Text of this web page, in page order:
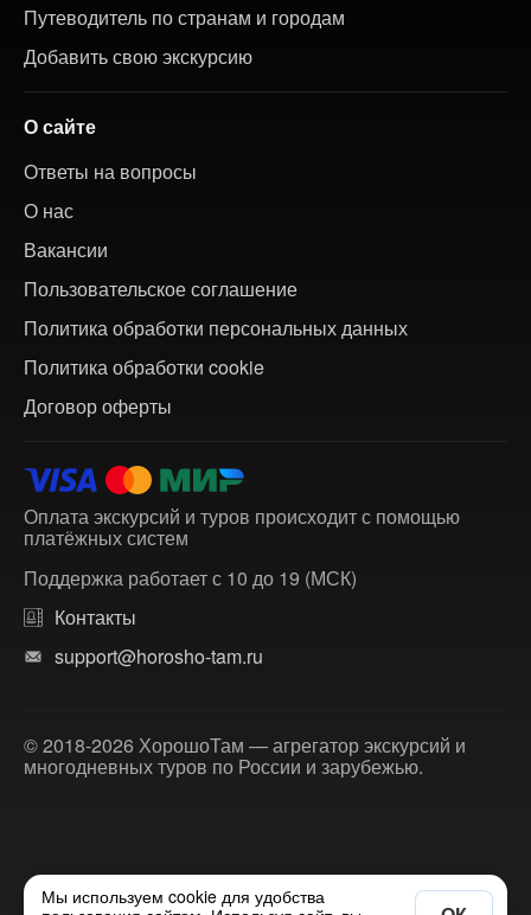
Путеводитель по странам и городам
Добавить свою экскурсию
О сайте
Ответы на вопросы
О нас
Вакансии
Пользовательское соглашение
Политика обработки персональных данных
Политика обработки cookie
Договор оферты
Оплата экскурсий и туров происходит с помощью
платёжных систем
Поддержка работает с 10 до 19 (МСК)
Контакты
support@horosho-tam.ru
© 2018-2026 ХорошоТам — агрегатор экскурсий и
многодневных туров по России и зарубежью.
Мы используем cookie для удобства